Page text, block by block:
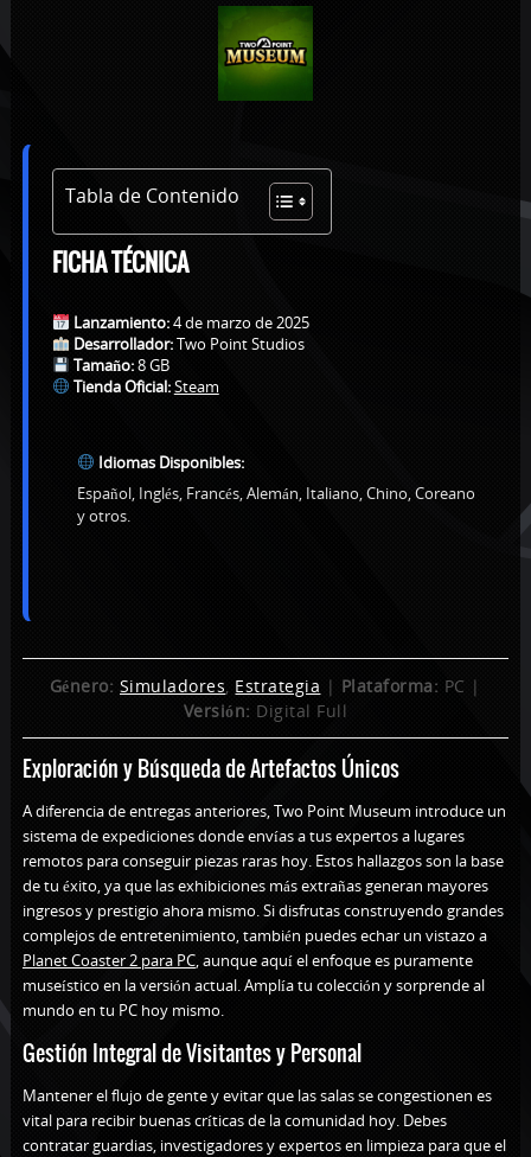
Tabla de Contenido
FICHA TÉCNICA
Lanzamiento:4 de marzo de 2025
Desarrollador:Two Point Studios
Tamaño:8 GB
Tienda Oficial:Steam
Idiomas Disponibles:
Español, Inglés, Francés, Alemán, Italiano, Chino, Coreano
y otros.
Género: Simuladores, Estrategia | Plataforma: PC |
Versión: Digital Full
Exploración y Búsqueda de Artefactos Únicos
A diferencia de entregas anteriores, Two Point Museum introduce un
sistema de expediciones donde envías a tus expertos a lugares
remotos para conseguir piezas raras hoy. Estos hallazgos son la base
de tu éxito, ya que las exhibiciones más extrañas generan mayores
ingresos y prestigio ahora mismo. Si disfrutas construyendo grandes
complejos de entretenimiento, también puedes echar un vistazo a
Planet Coaster 2 para PC, aunque aquí el enfoque es puramente
museístico en la versión actual. Amplía tu colección y sorprende al
mundo en tu PC hoy mismo.
Gestión Integral de Visitantes y Personal
Mantener el flujo de gente y evitar que las salas se congestionen es
vital para recibir buenas críticas de la comunidad hoy. Debes
contratar guardias, investigadores y expertos en limpieza para que el